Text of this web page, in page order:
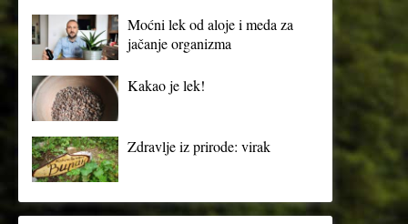
Moćni lek od aloje i meda za
jačanje organizma
Kakao je lek!
Zdravlje iz prirode: virak